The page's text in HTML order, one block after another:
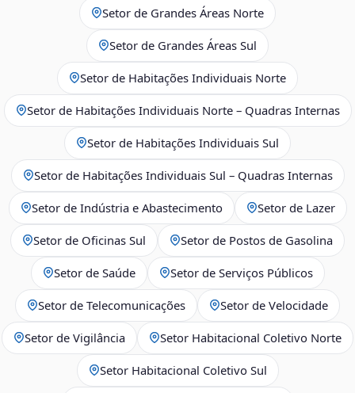
Setor de Grandes Áreas Norte
Setor de Grandes Áreas Sul
Setor de Habitações Individuais Norte
Setor de Habitações Individuais Norte – Quadras Internas
Setor de Habitações Individuais Sul
Setor de Habitações Individuais Sul – Quadras Internas
Setor de Indústria e Abastecimento Setor de Lazer
Setor de Oficinas Sul Setor de Postos de Gasolina
Setor de Saúde Setor de Serviços Públicos
Setor de Telecomunicações Setor de Velocidade
Setor de Vigilância Setor Habitacional Coletivo Norte
Setor Habitacional Coletivo Sul